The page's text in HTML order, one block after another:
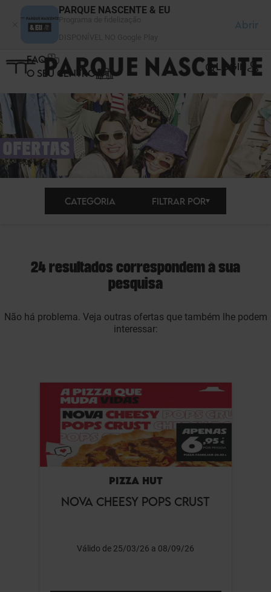
PARQUE NASCENTE & EU
Abrir
FAQ
O SEU CENTRO
LOGIN
OFERTAS
CATEGORIA FILTRAR POR
24 resultados correspondem à sua
pesquisa
Não há problema. Veja outras ofertas que também lhe podem
interessar:
PIZZA HUT
NOVA CHEESY POPS CRUST
Válido de 25/03/26 a 08/09/26
Painel de Gerenciamento de Cookies